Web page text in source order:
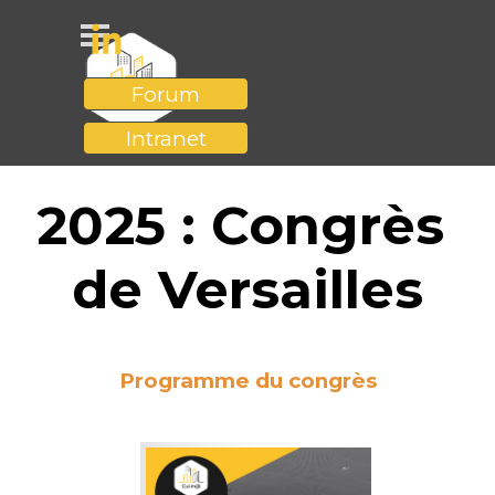
Sauter le menu
Intranet
Forum
2025 : Congrès
de Versailles
Programme du congrès